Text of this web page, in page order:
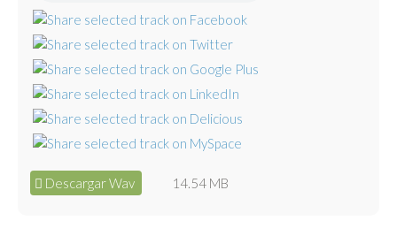
Descargar Wav 14.54 MB